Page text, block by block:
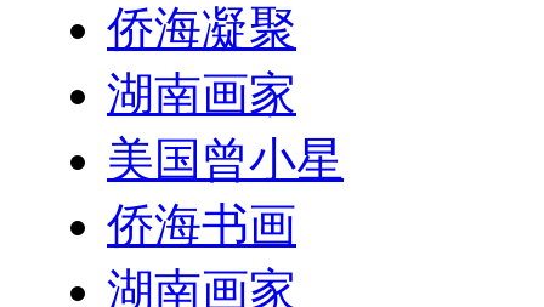
侨海凝聚
湖南画家
美国曾小星
侨海书画
湖南画家